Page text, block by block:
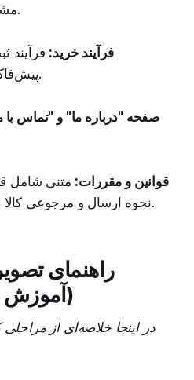
مشخص و به‌روز داشته باشند.
فرآیند خرید: فرآیند
پیش‌فاکتور باید به درستی کار کند.
صفحه "درباره ما" و "تماس با
قوانین و مقررات: متنی شامل
نحوه ارسال و مرجوعی کالا باید در سایت موجود باشد.
راهنمای
(آموزش
در اینجا خلاصه‌ای از